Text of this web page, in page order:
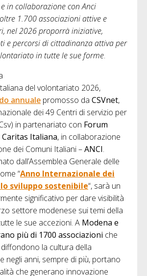
in collaborazione con Anci
1.700 associazioni attive e
nel 2026 proporrà iniziative,
e percorsi di cittadinanza attiva per
in tutte le sue forme.
del volontariato 2026,
annuale promosso da CSVnet,
dei 49 Centri di servizio per
in partenariato con Forum
Caritas Italiana, in collaborazione
dei Comuni Italiani –ANCI.
dall’Assemblea Generale delle
“Anno Internazionale dei
sviluppo sostenibile“, sarà un
significativo per dare visibilità
settore modenese sui temi della
le sue accezioni. A Modena e
più di 1700 associazioni che
la cultura della
negli anni, sempre di più, portano
che generano innovazione